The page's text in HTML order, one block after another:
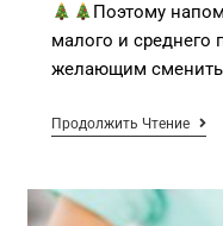
Поэтому
малого и среднего
желающим
Продолжить Чтение